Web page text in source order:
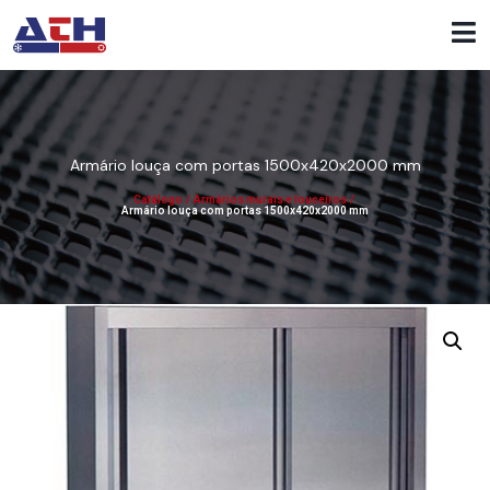
Armário louça com portas 1500x420x2000 mm
Catálogo / Armários murais e louceiros /
Armário louça com portas 1500x420x2000 mm